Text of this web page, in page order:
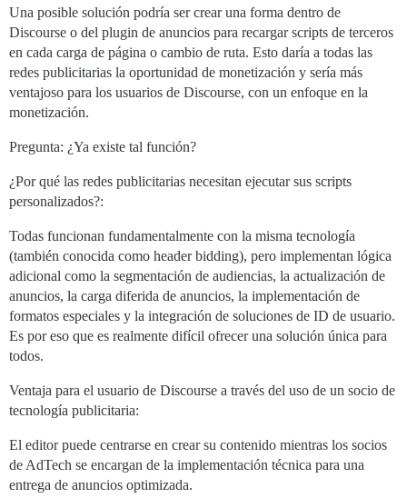
Una posible solución podría ser crear una forma dentro de
Discourse o del plugin de anuncios para recargar scripts de terceros
en cada carga de página o cambio de ruta. Esto daría a todas las
redes publicitarias la oportunidad de monetización y sería más
ventajoso para los usuarios de Discourse, con un enfoque en la
monetización.
Pregunta: ¿Ya existe tal función?
¿Por qué las redes publicitarias necesitan ejecutar sus scripts
personalizados?:
Todas funcionan fundamentalmente con la misma tecnología
(también conocida como header bidding), pero implementan lógica
adicional como la segmentación de audiencias, la actualización de
anuncios, la carga diferida de anuncios, la implementación de
formatos especiales y la integración de soluciones de ID de usuario.
Es por eso que es realmente difícil ofrecer una solución única para
todos.
Ventaja para el usuario de Discourse a través del uso de un socio de
tecnología publicitaria:
El editor puede centrarse en crear su contenido mientras los socios
de AdTech se encargan de la implementación técnica para una
entrega de anuncios optimizada.